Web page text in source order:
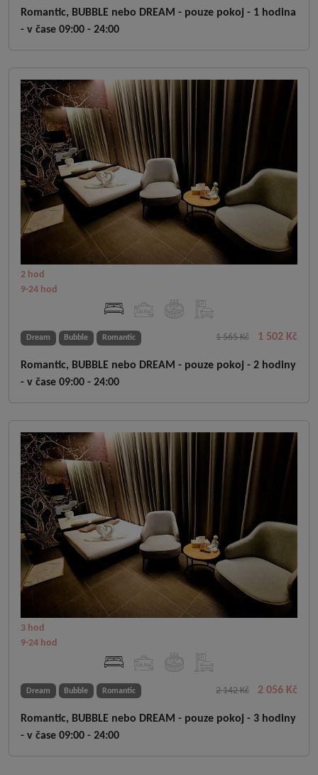
Romantic, BUBBLE nebo DREAM - pouze pokoj - 1 hodina
- v čase 09:00 - 24:00
2 hod
9-24 hod
Dream Bubble Romantic 1 565 Kč 1 502 Kč
Romantic, BUBBLE nebo DREAM - pouze pokoj - 2 hodiny
- v čase 09:00 - 24:00
3 hod
9-24 hod
Dream Bubble Romantic 2 142 Kč 2 056 Kč
Romantic, BUBBLE nebo DREAM - pouze pokoj - 3 hodiny
- v čase 09:00 - 24:00